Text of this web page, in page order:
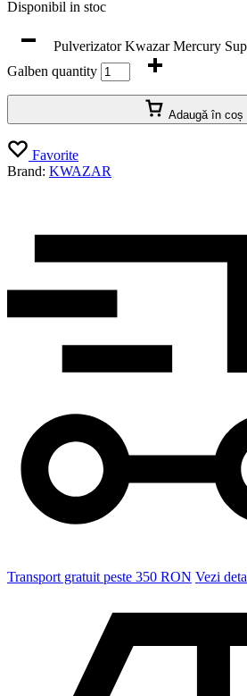
Disponibil in stoc
Pulverizator Kwazar Mercury
Galben quantity
Adaugă în coș
Favorite
Brand: KWAZAR
Transport gratuit peste 350 RON Vezi